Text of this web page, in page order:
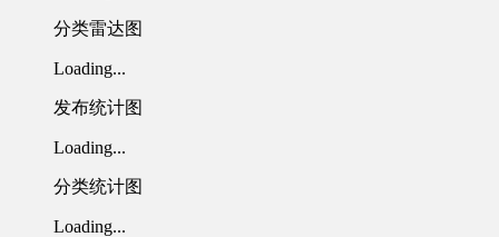
分类雷达图
Loading...
发布统计图
Loading...
分类统计图
Loading...